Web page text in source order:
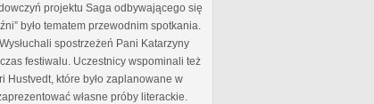
projektu Saga odbywającego się
było tematem przewodnim spotkania.
spostrzeżeń Pani Katarzyny
festiwalu. Uczestnicy wspominali też
Hustvedt, które było zaplanowane w
własne próby literackie.